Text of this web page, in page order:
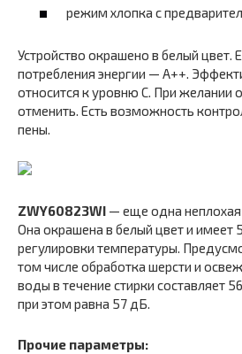
режим хлопка с
Устройство окрашено в белый цвет.
потребления энергии — А++.
относится к уровню C. При
отменить. Есть возможность
пены.
ZWY60823WI — еще одна
Она окрашена в белый цвет и имеет
регулировки температуры.
том числе обработка шерсти и
воды в течение стирки составляет
при этом равна 57 дБ.
Прочие параметры: